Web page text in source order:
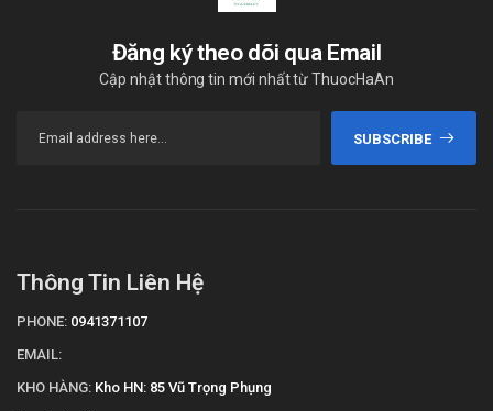
Đăng ký theo dõi qua Email
Cập nhật thông tin mới nhất từ ThuocHaAn
SUBSCRIBE
Thông Tin Liên Hệ
PHONE: 0941371107
EMAIL:
KHO HÀNG: Kho HN: 85 Vũ Trọng Phụng